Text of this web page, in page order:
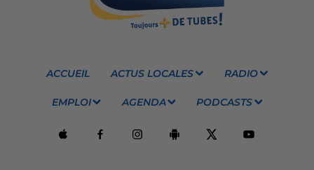
ACCUEIL ACTUS LOCALES RADIO
EMPLOI AGENDA PODCASTS